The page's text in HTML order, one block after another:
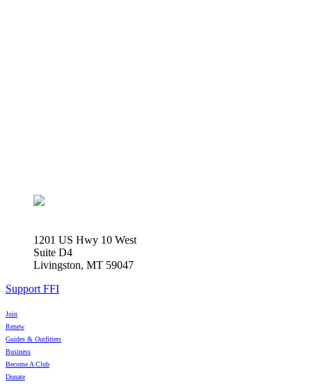
1201 US Hwy 10 West
Suite D4
Livingston, MT 59047
Support FFI
Join
Renew
Guides & Outfitters
Business
Become A Club
Donate